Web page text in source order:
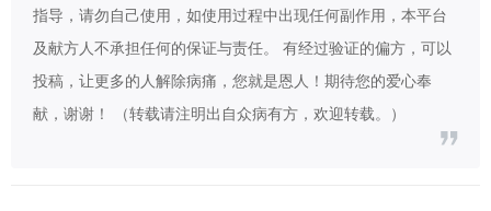
指导，请勿自己使用，如使用过程中出现任何副作用，本平台
及献方人不承担任何的保证与责任。 有经过验证的偏方，可以
投稿，让更多的人解除病痛，您就是恩人！期待您的爱心奉
献，谢谢！ （转载请注明出自众病有方，欢迎转载。）